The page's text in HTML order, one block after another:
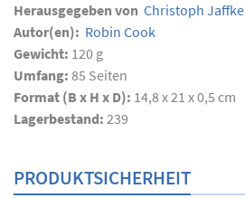
Herausgegeben von Christoph Jaffke
Autor(en): Robin Cook
Gewicht: 120 g
Umfang: 85 Seiten
Format (B x H x D): 14,8 x 21 x 0,5 cm
Lagerbestand: 239
PRODUKTSICHERHEIT